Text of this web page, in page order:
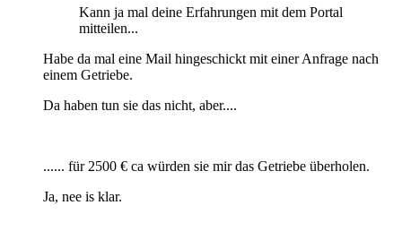
Kann ja mal deine Erfahrungen mit dem Portal
mitteilen...
Habe da mal eine Mail hingeschickt mit einer Anfrage nach
einem Getriebe.
Da haben tun sie das nicht, aber....
...... für 2500 € ca würden sie mir das Getriebe überholen.
Ja, nee is klar.